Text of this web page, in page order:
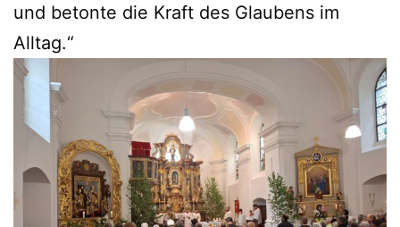
und betonte die Kraft des Glaubens im
Alltag.“